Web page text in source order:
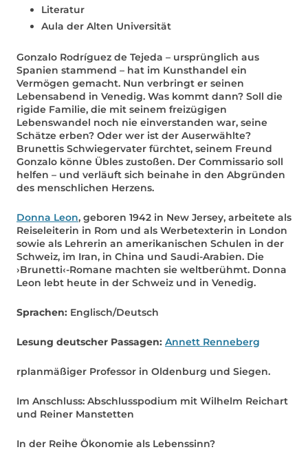
Literatur
Aula der Alten Universität
Gonzalo Rodríguez de Tejeda – ursprünglich aus
Spanien stammend – hat im Kunsthandel ein
Vermögen gemacht. Nun verbringt er seinen
Lebensabend in Venedig. Was kommt dann? Soll die
rigide Familie, die mit seinem freizügigen
Lebenswandel noch nie einverstanden war, seine
Schätze erben? Oder wer ist der Auserwählte?
Brunettis Schwiegervater fürchtet, seinem Freund
Gonzalo könne Übles zustoßen. Der Commissario soll
helfen – und verläuft sich beinahe in den Abgründen
des menschlichen Herzens.
Donna Leon, geboren 1942 in New Jersey, arbeitete als
Reiseleiterin in Rom und als Werbetexterin in London
sowie als Lehrerin an amerikanischen Schulen in der
Schweiz, im Iran, in China und Saudi-Arabien. Die
›Brunetti‹-Romane machten sie weltberühmt. Donna
Leon lebt heute in der Schweiz und in Venedig.
Sprachen: Englisch/Deutsch
Lesung deutscher Passagen: Annett Renneberg
rplanmäßiger Professor in Oldenburg und Siegen.
Im Anschluss: Abschlusspodium mit Wilhelm Reichart
und Reiner Manstetten
In der Reihe Ökonomie als Lebenssinn?